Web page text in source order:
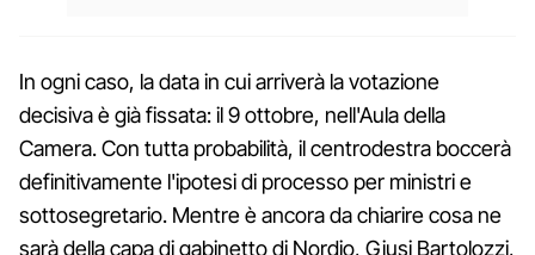
In ogni caso, la data in cui arriverà la votazione
decisiva è già fissata: il 9 ottobre, nell'Aula della
Camera. Con tutta probabilità, il centrodestra boccerà
definitivamente l'ipotesi di processo per ministri e
sottosegretario. Mentre è ancora da chiarire cosa ne
sarà della capa di gabinetto di Nordio, Giusi Bartolozzi,